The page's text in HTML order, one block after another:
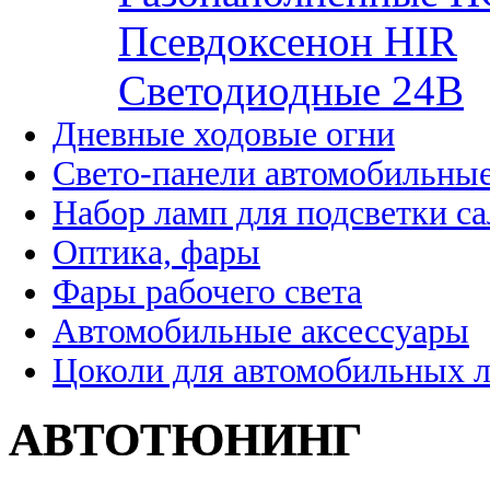
Псевдоксенон HIR
Cветодиодные 24B
Дневные ходовые огни
Свето-панели
Набор ламп для подсветки
Оптика, фары
Фары рабочего света
Автомобильные аксессуары
Цоколи для автомобильных
АВТОТЮНИНГ